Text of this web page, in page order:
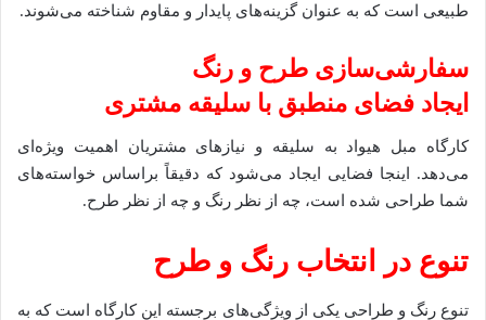
طبیعی است که به عنوان گزینه‌های پایدار و مقاوم شناخته می‌شوند.
سفارشی‌سازی طرح و رنگ
ایجاد فضای منطبق با سلیقه مشتری
کارگاه مبل هیواد به سلیقه و نیازهای مشتریان اهمیت ویژه‌ای
می‌دهد. اینجا فضایی ایجاد می‌شود که دقیقاً براساس خواسته‌های
شما طراحی شده است، چه از نظر رنگ و چه از نظر طرح.
تنوع در انتخاب رنگ و طرح
تنوع رنگ و طراحی یکی از ویژگی‌های برجسته این کارگاه است که به